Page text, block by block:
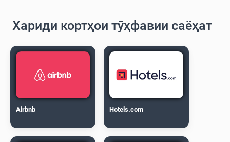
Хариди кортҳои тӯҳфавии саёҳат
Airbnb Hotels.com